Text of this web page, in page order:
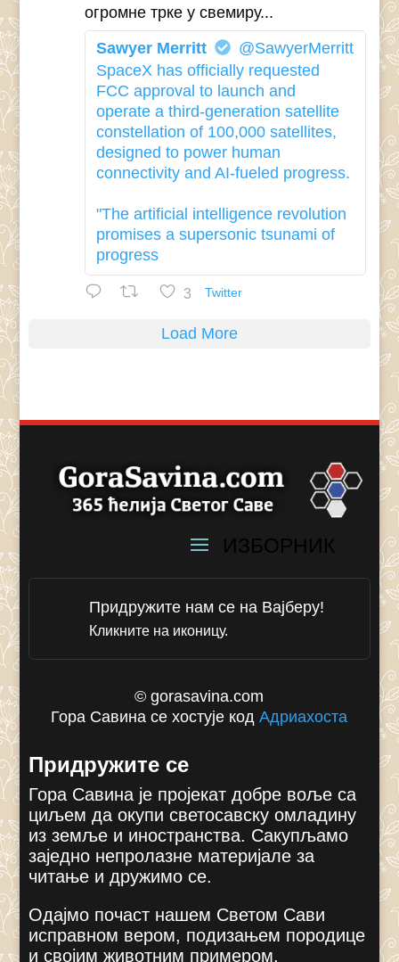
огромне трке у свемиру...
Sawyer Merritt
@SawyerMerritt
SpaceX has officially requested
FCC approval to launch and
operate a third-generation satellite
constellation of 100,000 satellites,
designed to power human
connectivity and AI-fueled progress.
"The artificial intelligence revolution
promises a supersonic tsunami of
progress
3 Twitter
Load More
Придружите нам се на Вајберу!
Кликните на иконицу.
© gorasavina.com
Гора Савина се хостује кодАдриахоста
Придружите се
Гора Савина је пројекат добре воље са
циљем да окупи светосавску омладину
из земље и иностранства. Сакупљамо
заједно непролазне материјале за
читање и дружимо се.
Одајмо почаст нашем Светом Сави
исправном вером, подизањем породице
и својим животним примером.